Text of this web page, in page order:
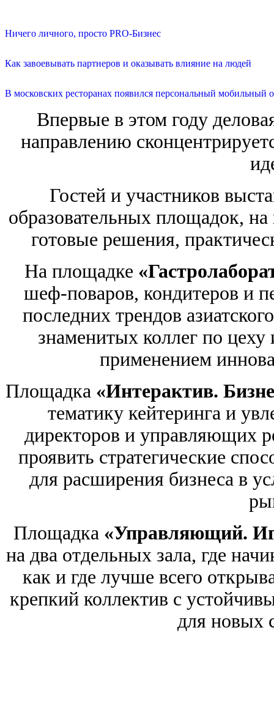
Ничего личного, просто PRO-Бизнес
Как завоевывать партнеров и оказывать влияние на людей
В московских ресторанах появился персональный мобильный
Впервые в этом году
направлению
Гостей и участников
образовательных площадок,
готовые решения,
На площадке
шеф-поваров, кондитеров и
последних трендов
знаменитых коллег по цеху
применением
Площадка «Интерактив.
тематику кейтеринга и
директоров и управляющих
проявить стратегические
для расширения бизнеса в
Площадка «Управляющий.
на два отдельных зала, где
как и где лучше всего
крепкий коллектив с
для новых